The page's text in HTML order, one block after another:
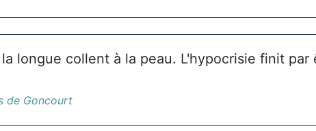
la longue collent à la peau. L'hypocrisie finit par
de Goncourt